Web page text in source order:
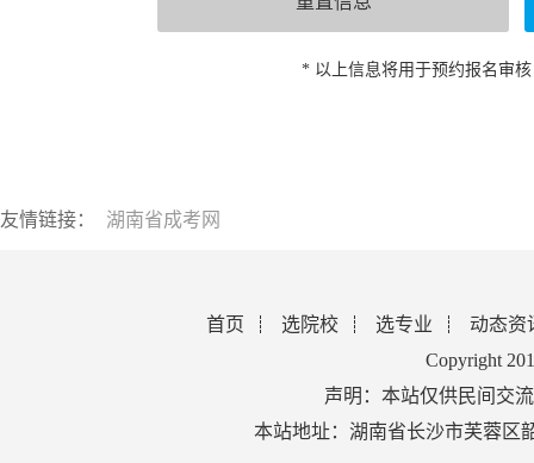
* 以上信息将用于预约报名审
友情链接： 湖南省成考网
首页 选院校 选专业
动态资
Copyright
声明：本站仅供民间交
本站地址：湖南省长沙市芙蓉区